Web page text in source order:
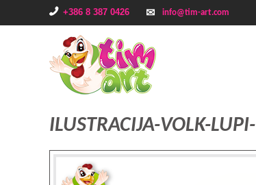
+386 8 387 0426 info@tim-art.com
ILUSTRACIJA-VOLK-LUPI-